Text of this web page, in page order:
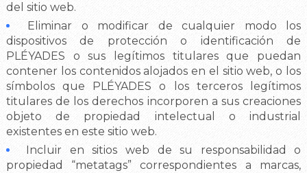
del sitio web.
Eliminar o modificar de cualquier modo los
dispositivos de protección o identificación de
PLÉYADES o sus legítimos titulares que puedan
contener los contenidos alojados en el sitio web, o los
símbolos que PLÉYADES o los terceros legítimos
titulares de los derechos incorporen a sus creaciones
objeto de propiedad intelectual o industrial
existentes en este sitio web.
Incluir en sitios web de su responsabilidad o
propiedad “metatags” correspondientes a marcas,